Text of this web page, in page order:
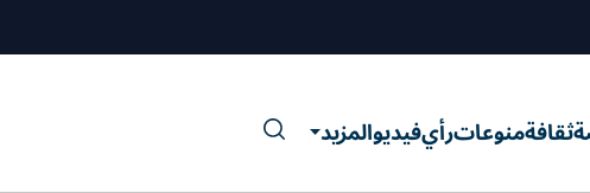
ثقافةمنوعاترأيفيديوالمزيد